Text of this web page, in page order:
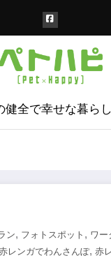
健全で幸せな暮ら
ン, フォトスポット , ワー
レンガでわんさんぽ, 赤